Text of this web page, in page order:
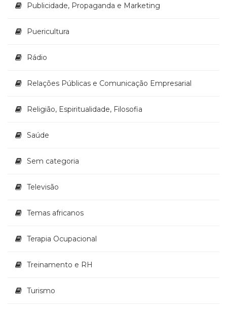
Publicidade, Propaganda e Marketing
Puericultura
Rádio
Relações Públicas e Comunicação Empresarial
Religião, Espiritualidade, Filosofia
Saúde
Sem categoria
Televisão
Temas africanos
Terapia Ocupacional
Treinamento e RH
Turismo